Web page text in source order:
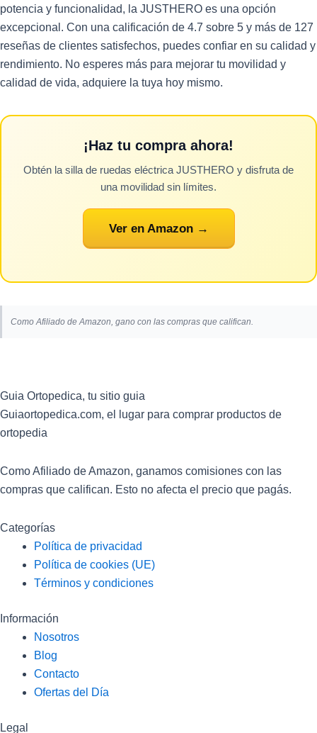
potencia y funcionalidad, la JUSTHERO es una opción
excepcional. Con una calificación de 4.7 sobre 5 y más de 127
reseñas de clientes satisfechos, puedes confiar en su calidad y
rendimiento. No esperes más para mejorar tu movilidad y
calidad de vida, adquiere la tuya hoy mismo.
¡Haz tu compra ahora!
Obtén la silla de ruedas eléctrica JUSTHERO y disfruta de
una movilidad sin límites.
Ver en Amazon →
Como Afiliado de Amazon, gano con las compras que califican.
Guia Ortopedica, tu sitio guia
Guiaortopedica.com, el lugar para comprar productos de
ortopedia
Como Afiliado de Amazon, ganamos comisiones con las
compras que califican. Esto no afecta el precio que pagás.
Categorías
Política de privacidad
Política de cookies (UE)
Términos y condiciones
Información
Nosotros
Blog
Contacto
Ofertas del Día
Legal